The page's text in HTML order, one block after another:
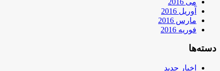
آوریل 2016
مارس 2016
فوریه 2016
دسته‌ها
اخبار جدید